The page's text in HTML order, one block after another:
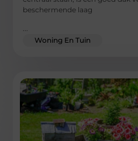
beschermende laag
...
Woning En Tuin